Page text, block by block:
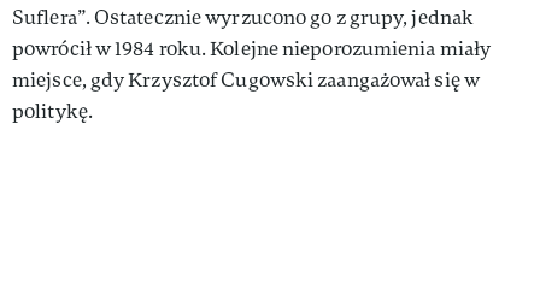
Suflera”. Ostatecznie wyrzucono go z grupy, jednak
powrócił w 1984 roku. Kolejne nieporozumienia miały
miejsce, gdy Krzysztof Cugowski zaangażował się w
politykę.